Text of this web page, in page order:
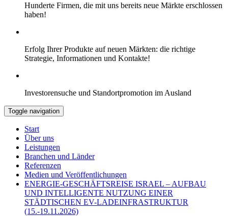
Hunderte Firmen, die mit uns bereits neue Märkte erschlossen
haben!
Erfolg Ihrer Produkte auf neuen Märkten: die richtige
Strategie, Informationen und Kontakte!
Investorensuche und Standortpromotion im Ausland
Toggle navigation
Start
Über uns
Leistungen
Branchen und Länder
Referenzen
Medien und Veröffentlichungen
ENERGIE-GESCHÄFTSREISE ISRAEL – AUFBAU
UND INTELLIGENTE NUTZUNG EINER
STÄDTISCHEN EV-LADEINFRASTRUKTUR
(15.-19.11.2026)